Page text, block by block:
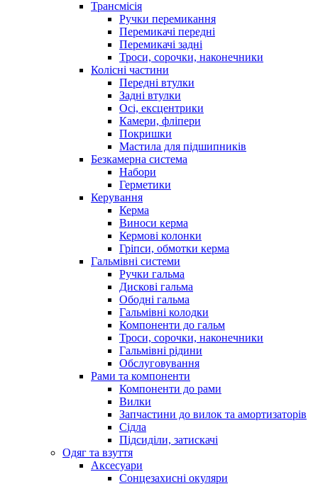
Трансмісія
Ручки перемикання
Перемикачі передні
Перемикачі задні
Троси, сорочки, наконечники
Колісні частини
Передні втулки
Задні втулки
Осі, ексцентрики
Камери, фліпери
Покришки
Мастила для підшипників
Безкамерна система
Набори
Герметики
Керування
Керма
Виноси керма
Кермові колонки
Гріпси, обмотки керма
Гальмівні системи
Ручки гальма
Дискові гальма
Ободні гальма
Гальмівні колодки
Компоненти до гальм
Троси, сорочки, наконечники
Гальмівні рідини
Обслуговування
Рами та компоненти
Компоненти до рами
Вилки
Запчастини до вилок та амортизаторів
Сідла
Підсиділи, затискачі
Одяг та взуття
Аксесуари
Сонцезахисні окуляри